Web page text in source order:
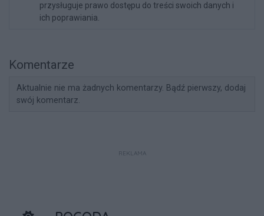
przysługuje prawo dostępu do treści swoich danych i
ich poprawiania.
Komentarze
Aktualnie nie ma żadnych komentarzy. Bądź pierwszy, dodaj
swój komentarz.
REKLAMA